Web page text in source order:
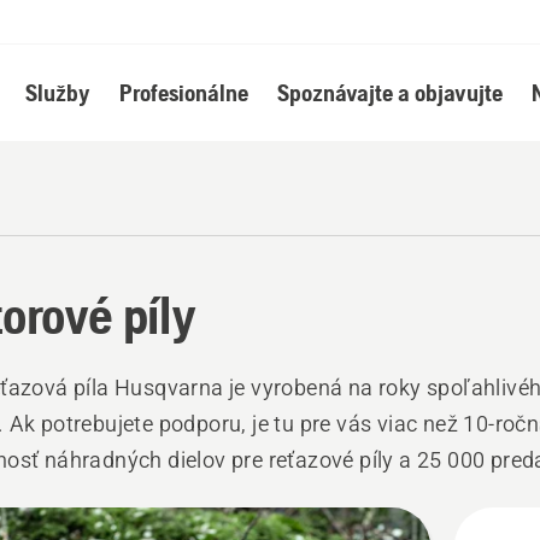
Služby Profesionálne Spoznávajte a objavujte
píly
píla Husqvarna je vyrobená na roky
Ak potrebujete podporu, je tu pre vás viac než 10-
náhradných dielov pre reťazové píly a 25 000